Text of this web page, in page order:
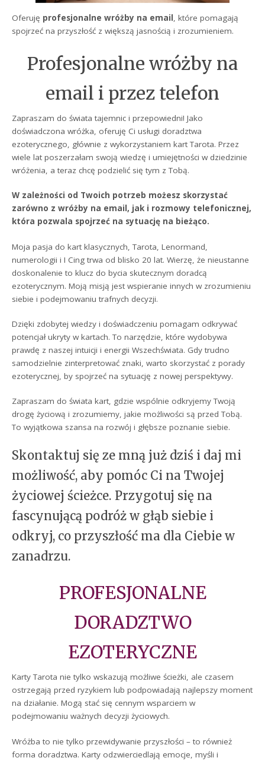
Oferuję profesjonalne wróżby na email, które pomagają
spojrzeć na przyszłość z większą jasnością i zrozumieniem.
Profesjonalne wróżby na
email i przez telefon
Zapraszam do świata tajemnic i przepowiedni! Jako
doświadczona wróżka, oferuję Ci usługi doradztwa
ezoterycznego, głównie z wykorzystaniem kart Tarota. Przez
wiele lat poszerzałam swoją wiedzę i umiejętności w dziedzinie
wróżenia, a teraz chcę podzielić się tym z Tobą.
W zależności od Twoich potrzeb możesz skorzystać
zarówno z wróżby na email, jak i rozmowy telefonicznej,
która pozwala spojrzeć na sytuację na bieżąco.
Moja pasja do kart klasycznych, Tarota, Lenormand,
numerologii i I Cing trwa od blisko 20 lat. Wierzę, że nieustanne
doskonalenie to klucz do bycia skutecznym doradcą
ezoterycznym. Moją misją jest wspieranie innych w zrozumieniu
siebie i podejmowaniu trafnych decyzji.
Dzięki zdobytej wiedzy i doświadczeniu pomagam odkrywać
potencjał ukryty w kartach. To narzędzie, które wydobywa
prawdę z naszej intuicji i energii Wszechświata. Gdy trudno
samodzielnie zinterpretować znaki, warto skorzystać z porady
ezoterycznej, by spojrzeć na sytuację z nowej perspektywy.
Zapraszam do świata kart, gdzie wspólnie odkryjemy Twoją
drogę życiową i zrozumiemy, jakie możliwości są przed Tobą.
To wyjątkowa szansa na rozwój i głębsze poznanie siebie.
Skontaktuj się ze mną już dziś i daj mi
możliwość, aby pomóc Ci na Twojej
życiowej ścieżce. Przygotuj się na
fascynującą podróż w głąb siebie i
odkryj, co przyszłość ma dla Ciebie w
zanadrzu.
PROFESJONALNE
DORADZTWO
EZOTERYCZNE
Karty Tarota nie tylko wskazują możliwe ścieżki, ale czasem
ostrzegają przed ryzykiem lub podpowiadają najlepszy moment
na działanie. Mogą stać się cennym wsparciem w
podejmowaniu ważnych decyzji życiowych.
Wróżba to nie tylko przewidywanie przyszłości – to również
forma doradztwa. Karty odzwierciedlają emocje, myśli i